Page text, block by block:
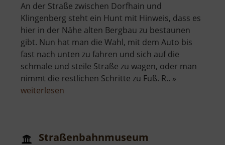
An der Straße zwischen Dorfhain und
Klingenberg steht ein Hunt mit Hinweis, dass es
hier in der Nähe alten Bergbau zu bestaunen
gibt. Nun hat man die Wahl, mit dem Auto bis
fast nach unten zu fahren und sich auf die
schmale und steile Straße zu wagen, oder man
nimmt die restlichen Schritte zu Fuß. R.. »
weiterlesen
Straßenbahnmuseum